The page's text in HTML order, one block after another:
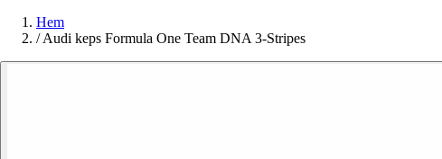
Hem
/ Audi keps Formula One Team DNA 3-Stripes